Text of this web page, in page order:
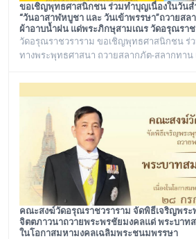
ขอเชิญพุทธศาสนิกชน ร่วมทำบุญเนื่องในวัน
“วันอาสาฬหบูชา และ วันเข้าพรรษา”ถวายส
ผ้าอาบน้ำฝน แด่พระภิกษุสามเณร วัดอรุณราช
วัดอรุณราชวราราม ขอเชิญพุทธศาสนิกชน ร่
ทางพระพุทธศาสนา ถวายสลากภัต-สลากทาน
พ.ศ. ๒๕๖๙ เวลา ๑๒.๐๐ น. ณ พระวิหาร วัดอ
กรุงเทพมหานคร
คณะสงฆ์วัดอรุณราชวราราม จัดพิธีเจริญพร
จิตตภาวนาถวายพระพรชัยมงคลแด่ พระบาทส
ในโอกาสมหามงคลเฉลิมพระชนมพรรษา